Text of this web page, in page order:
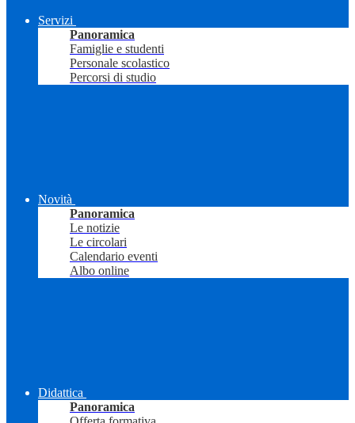
Servizi
Panoramica
Famiglie e studenti
Personale scolastico
Percorsi di studio
Novità
Panoramica
Le notizie
Le circolari
Calendario eventi
Albo online
Didattica
Panoramica